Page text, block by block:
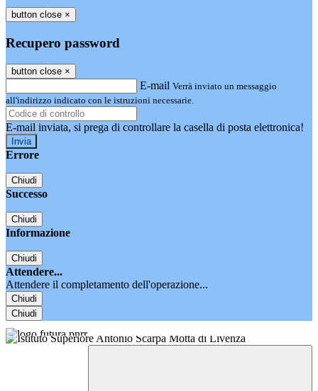
button close ×
Recupero password
button close ×
E-mail Verrà inviato un messaggio
all'indirizzo indicato con le istruzioni necessarie.
E-mail inviata, si prega di controllare la casella di posta elettronica!
Errore
Chiudi
Successo
Chiudi
Informazione
Chiudi
Attendere...
Attendere il completamento dell'operazione...
Chiudi
Chiudi